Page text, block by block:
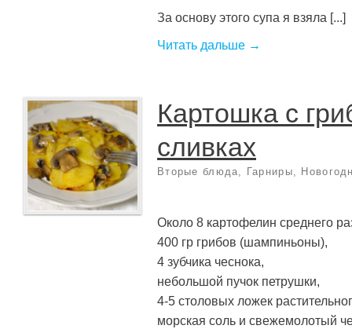
За основу этого супа я взяла [...]
Читать дальше →
Картошка с
сливках
Вторые блюда Гарниры
Около 8 картофелин среднего
400 гр грибов (шампиньоны),
4 зубчика чеснока,
небольшой пучок петрушки,
4-5 столовых ложек
морская соль и свежемолотый